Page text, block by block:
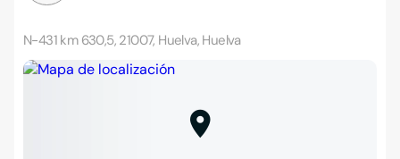
N-431 km 630,5, 21007, Huelva, Huelva